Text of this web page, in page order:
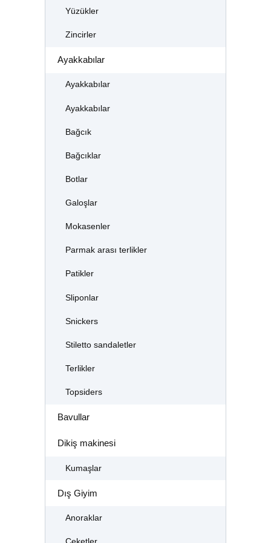
Yüzükler
Zincirler
Ayakkabılar
Ayakkabılar
Ayakkabılar
Bağcık
Bağcıklar
Botlar
Galoşlar
Mokasenler
Parmak arası terlikler
Patikler
Sliponlar
Snickers
Stiletto sandaletler
Terlikler
Topsiders
Bavullar
Dikiş makinesi
Kumaşlar
Dış Giyim
Anoraklar